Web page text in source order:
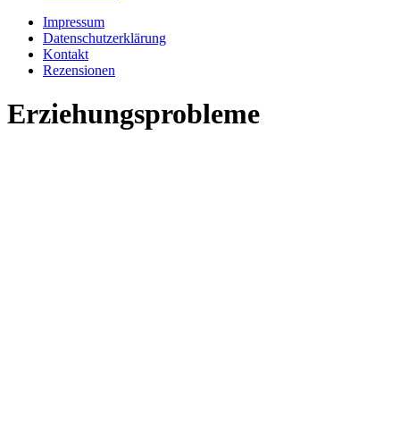
Impressum
Datenschutzerklärung
Kontakt
Rezensionen
Erziehungsprobleme